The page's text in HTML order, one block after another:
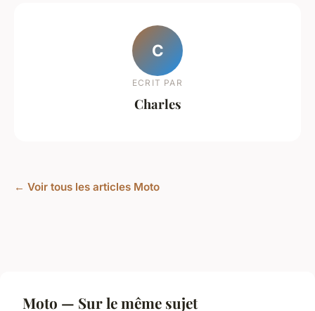
C
ECRIT PAR
Charles
← Voir tous les articles Moto
Moto — Sur le même sujet